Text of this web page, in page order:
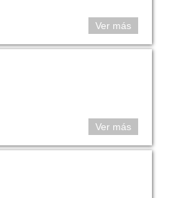
Ver más
Ver más